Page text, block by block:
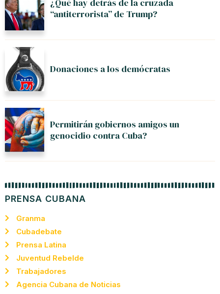
¿Qué hay detrás de la cruzada
“antiterrorista” de Trump?
Donaciones a los demócratas
Permitirán gobiernos amigos un
genocidio contra Cuba?
PRENSA CUBANA
Granma
Cubadebate
Prensa Latina
Juventud Rebelde
Trabajadores
Agencia Cubana de Noticias